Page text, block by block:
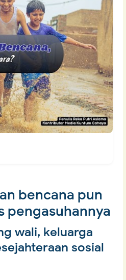
bencana pun
pengasuhannya
wali, keluarga
sosial